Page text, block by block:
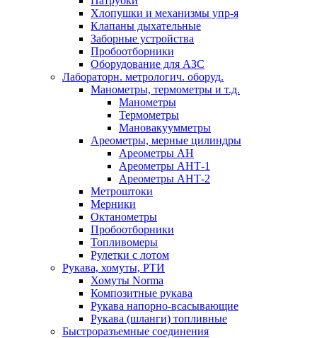
Хлопушки и механизмы упр-я
Клапаны дыхательные
Заборные устройства
Пробоотборники
Оборудование для АЗС
Лабораторн. метрологич. оборуд.
Манометры, термометры и т.д.
Манометры
Термометры
Мановакуумметры
Ареометры, мерные цилиндры
Ареометры АН
Ареометры АНТ-1
Ареометры АНТ-2
Метроштоки
Мерники
Октанометры
Пробоотборники
Топливомеры
Рулетки с лотом
Рукава, хомуты, РТИ
Хомуты Norma
Композитные рукава
Рукава напорно-всасывающие
Рукава (шланги) топливные
Быстроразъемные соединения